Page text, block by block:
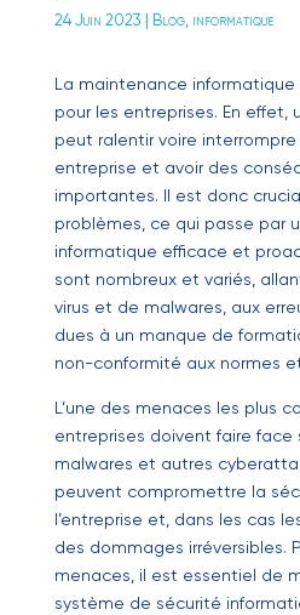
24 Juin 2023 Blog, informatique
La maintenance
pour les entreprises. En effet,
peut ralentir voire interrompre
entreprise et avoir des
importantes. Il est donc
problèmes, ce qui passe par
informatique efficace et
sont nombreux et variés,
virus et de malwares, aux
dues à un manque de
non-conformité aux normes
L’une des menaces les plus
entreprises doivent faire face
malwares et autres
peuvent compromettre la
l’entreprise et, dans les cas
des dommages irréversibles.
menaces, il est essentiel de
système de sécurité